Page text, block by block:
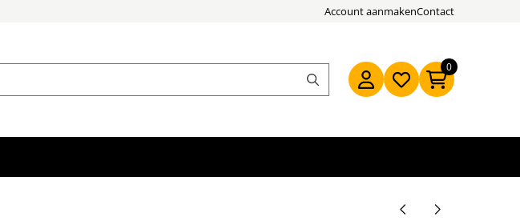
Account aanmakenContact
0